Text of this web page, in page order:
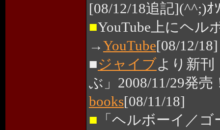
[08/12/18追記](^^;)ｵ
■YouTube上にヘル
→YouTube[08/12/18]
■ジャイブより新
ぶ」2008/11/29発売
books[08/11/18]
■ 「ヘルボーイ／